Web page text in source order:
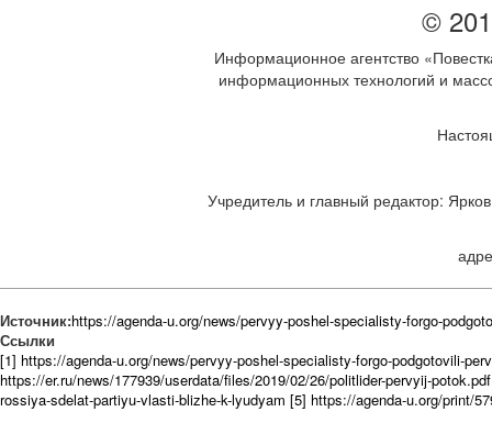
©
Информационное агентство
информационных технологий и
Учредитель и главный редактор:
Источник:https://agenda-u.org/news/pervyy-poshel-specialisty-forgo-
Ссылки
[1] https://agenda-u.org/news/pervyy-poshel-specialisty-forgo-podgotovili-
https://er.ru/news/177939/userdata/files/2019/02/26/politlider-pervyij-potok.pdf
rossiya-sdelat-partiyu-vlasti-blizhe-k-lyudyam [5] https://agenda-u.org/print/